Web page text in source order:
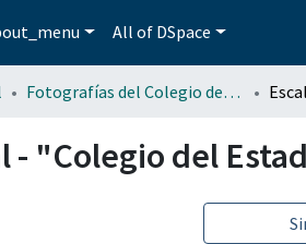
All of DSpace
Fotografías del Colegio del Estado de Puebla
- "Colegio del